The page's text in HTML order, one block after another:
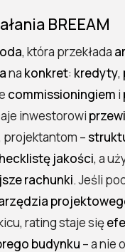
BREEAM
, która przekłada
na konkret: kredyty,
commissioningiem i
inwestorowi
projektantom –
jakości, a
rachunki. Jeśli
rating staje się
budynku – a nie